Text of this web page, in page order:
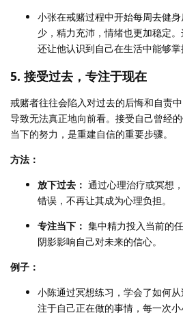
小张在戒赌过程中开始每周去健
少，精力充沛，情绪也更加稳定
还让他认识到自己在生活中能够掌
5. 接受过去，专注于现在
戒赌者往往会陷入对过去的后悔和自责
导致无法真正地向前看。接受自己曾经
当下的努力，是重建自信的重要步骤。
方法：
放下过去： 通过心理治疗或冥想
错误，不再让其成为心理负担。
专注当下： 集中精力投入当前的
阴影影响自己对未来的信心。
例子：
小陈通过冥想练习，学会了如何
注于自己正在做的事情，每一次